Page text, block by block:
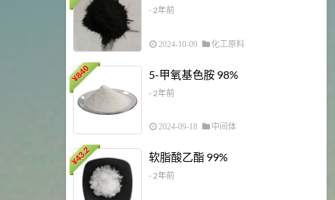
- 2年前
2024-10-09 化工原料
¥
840 5-甲氧基色胺 98%
- 2年前
2024-09-18 中间体
¥
43.2 软脂酸乙酯 99%
- 2年前